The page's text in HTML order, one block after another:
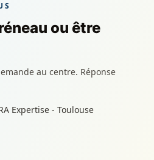
ou être
au centre. Réponse
Expertise - Toulouse